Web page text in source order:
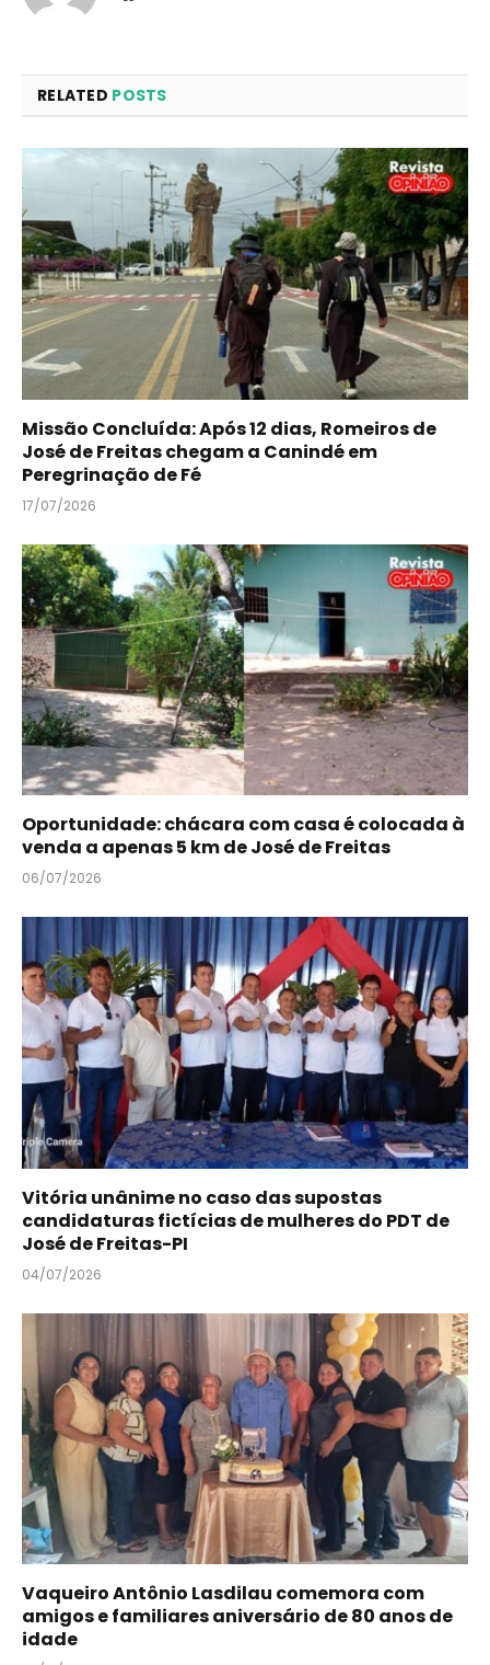
RELATED POSTS
Missão Concluída: Após 12 dias, Romeiros de
José de Freitas chegam a Canindé em
Peregrinação de Fé
17/07/2026
Oportunidade: chácara com casa é colocada à
venda a apenas 5 km de José de Freitas
06/07/2026
Vitória unânime no caso das supostas
candidaturas fictícias de mulheres do PDT de
José de Freitas-PI
04/07/2026
Vaqueiro Antônio Lasdilau comemora com
amigos e familiares aniversário de 80 anos de
idade